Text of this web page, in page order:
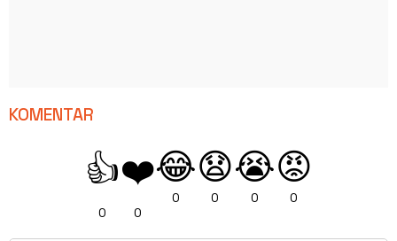
KOMENTAR
👍
0
❤️
0
😂
0
😧
0
😭
0
😡
0